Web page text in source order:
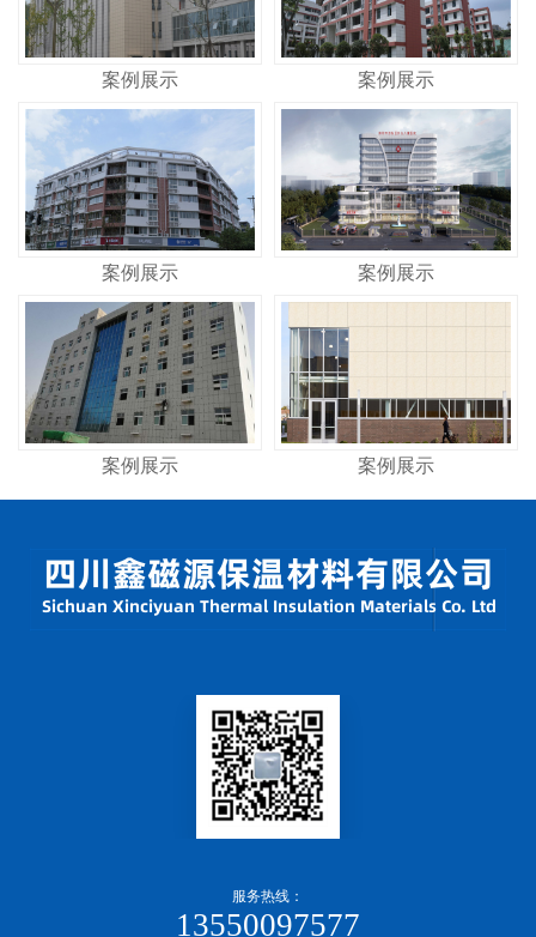
案例展示 案例展示
案例展示 案例展示
案例展示 案例展示
服务热线：
13550097577